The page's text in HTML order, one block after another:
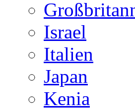
Israel
Italien
Japan
Kenia